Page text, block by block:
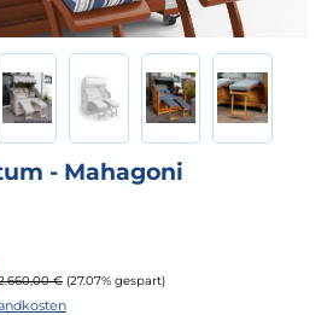
- Mahagoni
Preis:
€ (27.07% gespart)